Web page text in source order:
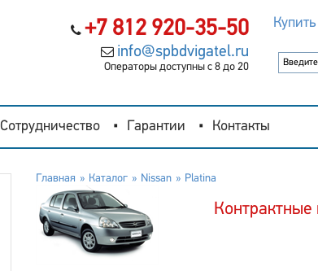
+7 812 920-35-50
info@spbdvigatel.ru
Операторы доступны с 8 до 20
Сотрудничество Гарантии Контакты
Главная Каталог Nissan Platina